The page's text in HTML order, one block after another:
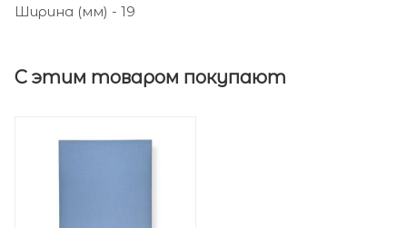
Ширина (мм) - 19
С этим товаром покупают